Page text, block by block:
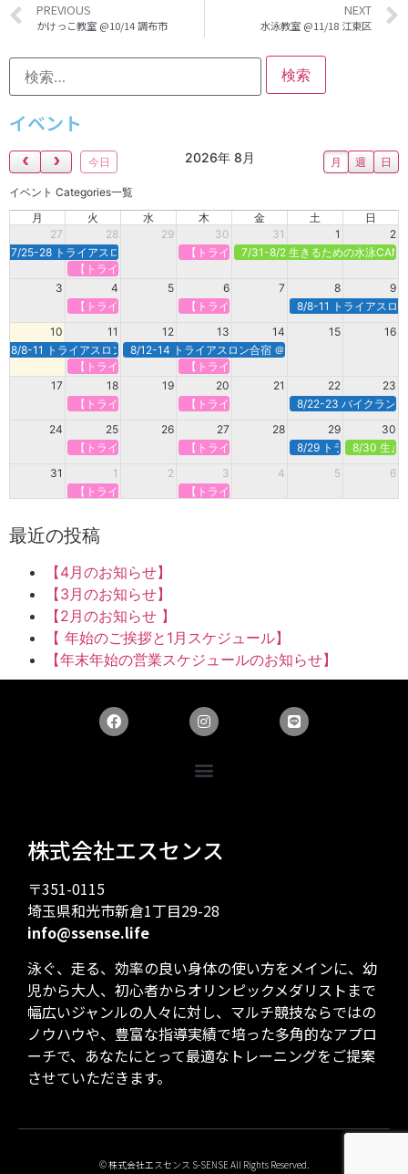
PREVIOUS
かけっこ教室 @10/14 調布市
NEXT
水泳教室 @11/18 江東区
イベント
今日 月 週 日
2026年 8月
イベント Categories一覧
月
火 水 木 金 土
日
27
28 29 30 31 1
2
7/25-28 トライアスロン合宿＠新潟県村上市【トライアスロンで強くなる】定期オンラ
7/31-8/2 生きるための水泳
【トライアスロンで強くなる】定期オンライン＠火曜
3
4 5 6 7 8
9
【トライアスロンで強くなる】定期オンライン＠火曜
【トライアスロンで強くなる】定期オンラ
8/8-11 トライアスロ
10
11 12 13 14 15
16
8/8-11 トライアスロン合宿＠白馬8/12-14 トライアスロン合宿 ＠諏訪・蓼科
【トライアスロンで強くなる】定期オンライン＠火曜
【トライアスロンで強くなる】定期オンラ
17
18 19 20 21 22
23
【トライアスロンで強くなる】定期オンライン＠火曜
【トライアスロンで強くなる】定期オンラ
8/22-23 バイクラン
24
25 26 27 28 29
30
【トライアスロンで強くなる】定期オンライン＠火曜
【トライアスロンで強くなる】定期オンラ
8/29 トライアスロン
8/30 生き
31
1 2 3 4 5
6
【トライアスロンで強くなる】定期オンライン＠火曜
【トライアスロンで強くなる】定期オンラ
最近の投稿
【4月のお知らせ】
【3月のお知らせ】
【2月のお知らせ 】
【 年始のご挨拶と1月スケジュール】
【年末年始の営業スケジュールのお知らせ】
株式会社エスセンス
〒351-0115
埼玉県和光市新倉1丁目29-28
info@ssense.life
泳ぐ、走る、効率の良い身体の使い方をメインに、幼
児から大人、初心者からオリンピックメダリストまで
幅広いジャンルの人々に対し、マルチ競技ならではの
ノウハウや、豊富な指導実績で培った多角的なアプロ
ーチで、あなたにとって最適なトレーニングをご提案
させていただきます。
© 株式会社エスセンス S-SENSE All Rights Reserved.